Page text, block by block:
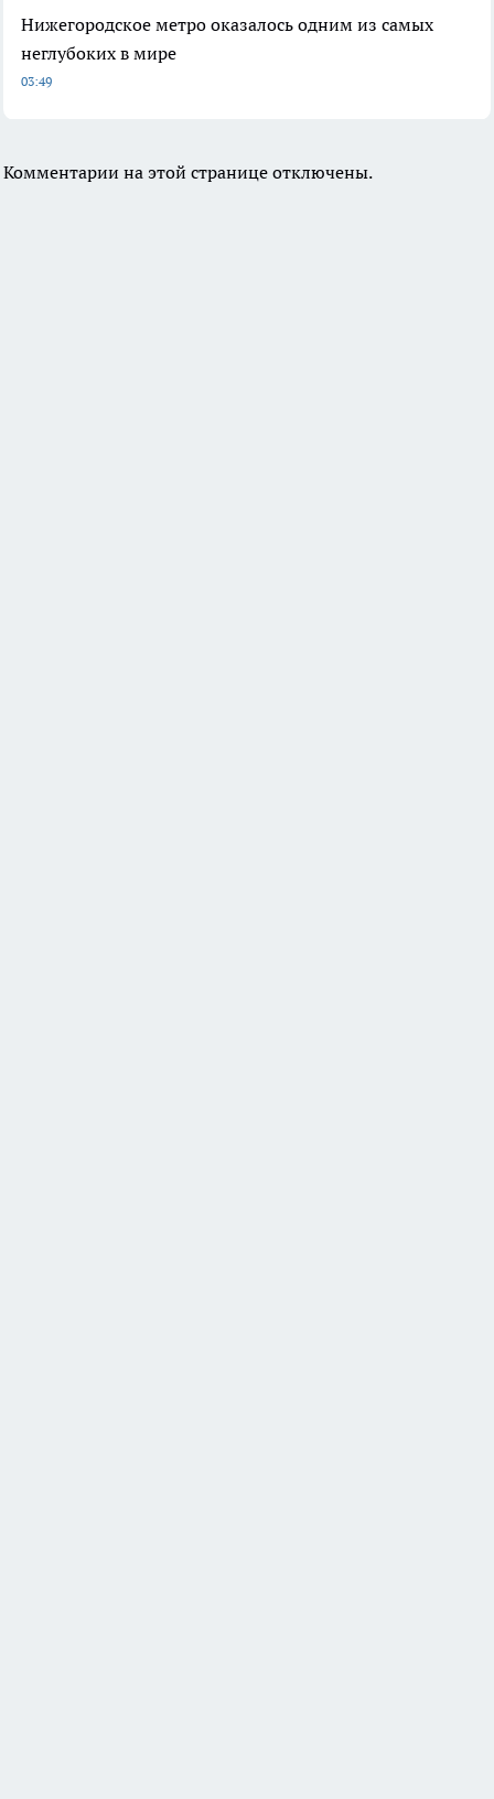
Нижегородское метро оказалось одним из самых
неглубоких в мире
03:49
Комментарии на этой странице отключены.